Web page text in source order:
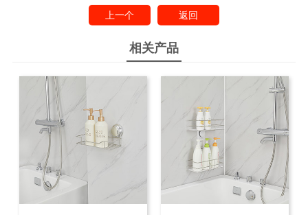
上一个 返回
相关产品